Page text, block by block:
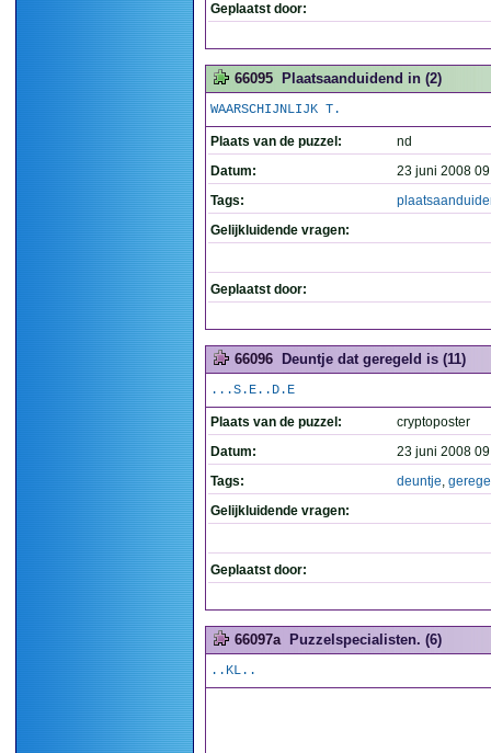
Geplaatst door:
66095 Plaatsaanduidend in (2)
WAARSCHIJNLIJK T.
Plaats van de puzzel:
nd
Datum:
23 juni 2008
Tags:
Gelijkluidende vragen:
Geplaatst door:
66096 Deuntje dat geregeld is (11)
...S.E..D.E
Plaats van de puzzel:
cryptoposter
Datum:
23 juni 2008
Tags:
deuntje,
Gelijkluidende vragen:
Geplaatst door:
66097a Puzzelspecialisten. (6)
..KL..